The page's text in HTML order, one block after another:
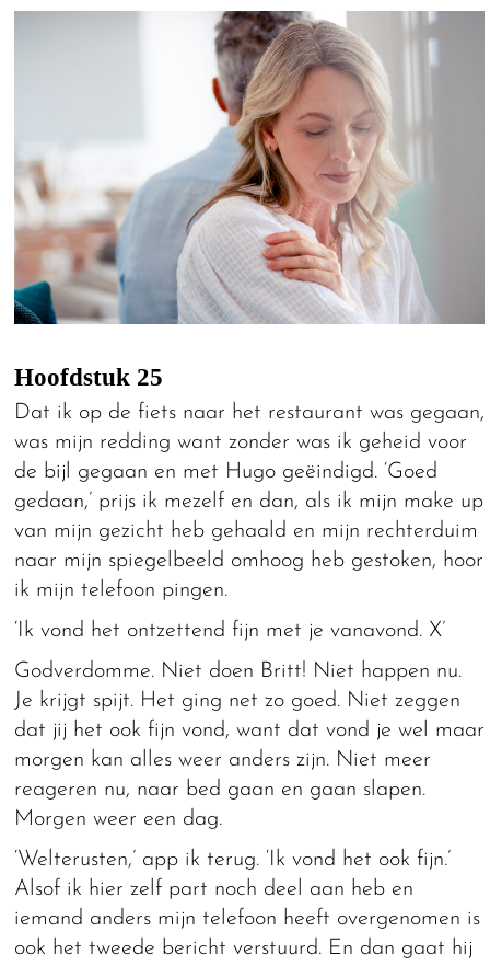
Hoofdstuk 25
Dat ik op de fiets naar het restaurant was gegaan,
was mijn redding want zonder was ik geheid voor
de bijl gegaan en met Hugo geëindigd. ‘Goed
gedaan,’ prijs ik mezelf en dan, als ik mijn make up
van mijn gezicht heb gehaald en mijn rechterduim
naar mijn spiegelbeeld omhoog heb gestoken, hoor
ik mijn telefoon pingen.
‘Ik vond het ontzettend fijn met je vanavond. X’
Godverdomme. Niet doen Britt! Niet happen nu.
Je krijgt spijt. Het ging net zo goed. Niet zeggen
dat jij het ook fijn vond, want dat vond je wel maar
morgen kan alles weer anders zijn. Niet meer
reageren nu, naar bed gaan en gaan slapen.
Morgen weer een dag.
‘Welterusten,’ app ik terug. ‘Ik vond het ook fijn.’
Alsof ik hier zelf part noch deel aan heb en
iemand anders mijn telefoon heeft overgenomen is
ook het tweede bericht verstuurd. En dan gaat hij